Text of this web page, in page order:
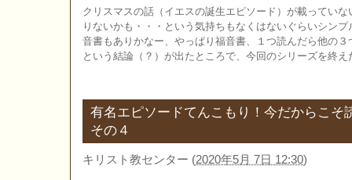
クリスマスの話（イエスの誕生エピソード）が載ってい
りないかも・・・という気持ちもなくはないぐらいシン
音書もありかなー、やっぱり福音書、１つ読んだら他の
という結論（？）が出たところで、今回のシリーズを終
有名エピソードてんこもり！今だからこ
その４
キリスト教センター (2020年5月 7日 12:30)